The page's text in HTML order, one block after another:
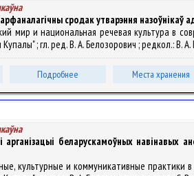
сродак утварэння назоўнікаў
мир и национальная речевая культура в
; гл. ред. В. А. Белозорович ; редкол.: В.
Подробнее Места хранения
арганізацыі беларускамоўных
культурные и коммуникативные